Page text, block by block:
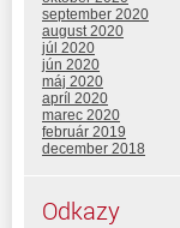
september 2020
august 2020
júl 2020
jún 2020
máj 2020
apríl 2020
marec 2020
február 2019
december 2018
Odkazy